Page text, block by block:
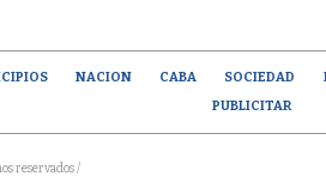
NACION CABA SOCIEDAD
PUBLICITAR
reservados /